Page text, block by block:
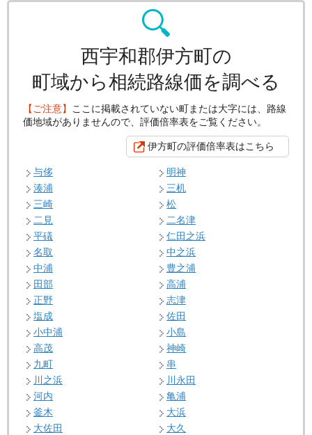
西宇和郡伊方町の
町域から相続路線価を調べる
【ご注意】 ここに掲載されていない町または大字には、路線
価地域がありませんので、評価倍率表をご覧ください。
伊方町の評価倍率表はこちら
与侈
明神
湊浦
三机
三崎
松
二見
二名津
平礒
仁田之浜
名取
中之浜
中浦
豊之浦
田部
高浦
正野
志津
塩成
佐田
小中浦
小島
高茂
神崎
九町
串
川之浜
川永田
河内
亀浦
釜木
大浜
大佐田
大久